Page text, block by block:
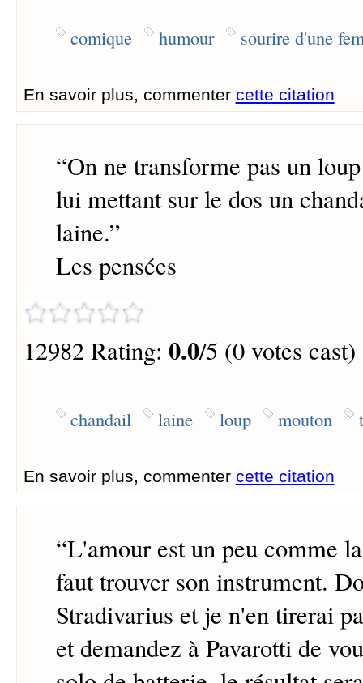
comique humour sourire d'une
En savoir plus, commenter cette citation
“On ne transforme pas un
lui mettant sur le dos un
laine.”
Les pensées
12982 Rating: 0.0/5 (0 votes cast)
chandail laine loup mouton
En savoir plus, commenter cette citation
“L'amour est un peu comme
faut trouver son instrument.
Stradivarius et je n'en tirerai
et demandez à Pavarotti de